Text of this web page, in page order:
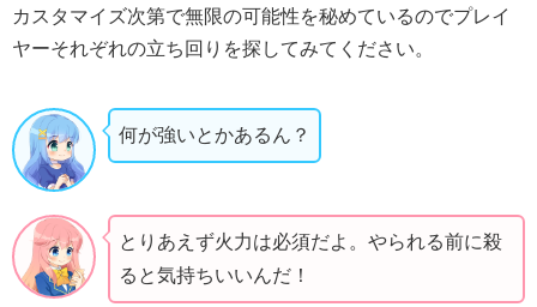
カスタマイズ次第で無限の可能性を秘めているのでプレイ
ヤーそれぞれの立ち回りを探してみてください。
何が強いとかあるん？
とりあえず火力は必須だよ。やられる前に殺
ると気持ちいいんだ！